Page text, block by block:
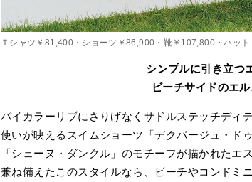
Ｔシャツ￥81,400・ショーツ￥86,900・靴￥107,800・ハッ
シンプルに引き立つ
ビーチサイドのエ
バイカラーリブにさりげなくサドルステッチディ
使いが映えるスイムショーツ「デクパージュ・ド
「シェーヌ・ダンクル」のモチーフが描かれたエ
兼ね備えたこのスタイルなら、ビーチやコンドミ